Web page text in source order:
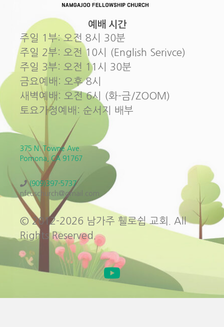
예배 시간
주일 1부: 오전 8시 30분
주일 2부: 오전 10시 (English Serivce)
주일 3부: 오전 11시 30분
금요예배: 오후 8시
새벽예배: 오전 6시 (화-금/ZOOM)
토요가정예배: 순서지 배부
375 N. Towne Ave.
Pomona, CA 91767
(909)397-5737
nfcuschurch@gmail.com
© 2012-2026 남가주 휄로쉽 교회. All
Rights Reserved.